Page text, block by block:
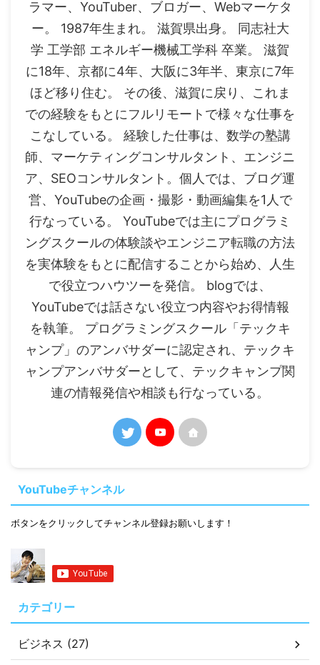
ラマー、YouTuber、ブロガー、Webマーケタ
ー。 1987年生まれ。 滋賀県出身。 同志社大
学 工学部 エネルギー機械工学科 卒業。 滋賀
に18年、京都に4年、大阪に3年半、東京に7年
ほど移り住む。 その後、滋賀に戻り、これま
での経験をもとにフルリモートで様々な仕事を
こなしている。 経験した仕事は、数学の塾講
師、マーケティングコンサルタント、エンジニ
ア、SEOコンサルタント。個人では、ブログ運
営、YouTubeの企画・撮影・動画編集を1人で
行なっている。 YouTubeでは主にプログラミ
ングスクールの体験談やエンジニア転職の方法
を実体験をもとに配信することから始め、人生
で役立つハウツーを発信。 blogでは、
YouTubeでは話さない役立つ内容やお得情報
を執筆。 プログラミングスクール「テックキ
ャンプ」のアンバサダーに認定され、テックキ
ャンプアンバサダーとして、テックキャンプ関
連の情報発信や相談も行なっている。
YouTubeチャンネル
ボタンをクリックしてチャンネル登録お願いします！
カテゴリー
ビジネス (27)